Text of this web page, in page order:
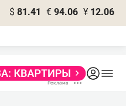
$ 81.41 € 94.06 ¥ 12.06